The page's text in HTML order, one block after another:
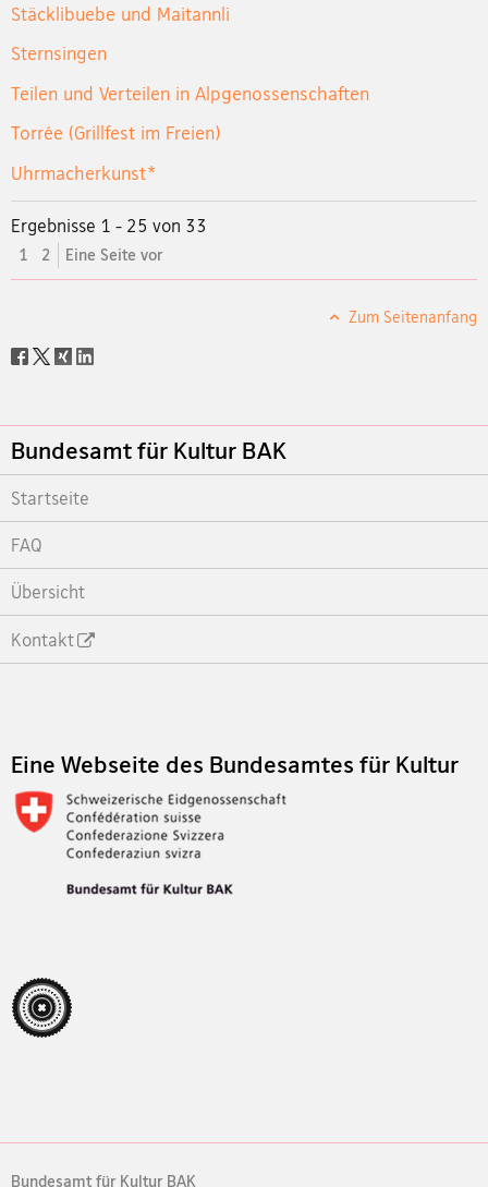
Stäcklibuebe und Maitannli
Sternsingen
Teilen und Verteilen in Alpgenossenschaften
Torrée (Grillfest im Freien)
Uhrmacherkunst*
Ergebnisse 1 - 25 von 33
1 aktuelles
Element
2 Eine Seite vor
Zum Seitenanfang
Social
Footer
Bundesamt für Kultur BAK
Startseite
FAQ
Übersicht
Kontakt
Eine Webseite des Bundesamtes für Kultur
Bundesamt für Kultur BAK